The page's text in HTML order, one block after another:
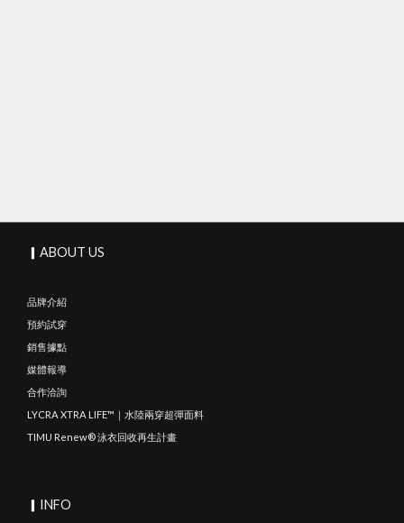
▎ABOUT US
品牌介紹
預約試穿
銷售據點
媒體報導
合作洽詢
LYCRA XTRA LIFE™｜水陸兩穿超彈面料
TIMU Renew® 泳衣回收再生計畫
▎INFO